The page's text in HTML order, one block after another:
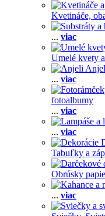
Kvetináče,
... viac
Umelé kvety
... viac
fotoalbumy
... viac
... viac
Tabuľky a
Obrúsky
... viac